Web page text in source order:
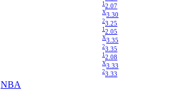
12.07
X3.30
23.25
12.05
X3.35
23.35
12.08
X3.33
23.33
NBA